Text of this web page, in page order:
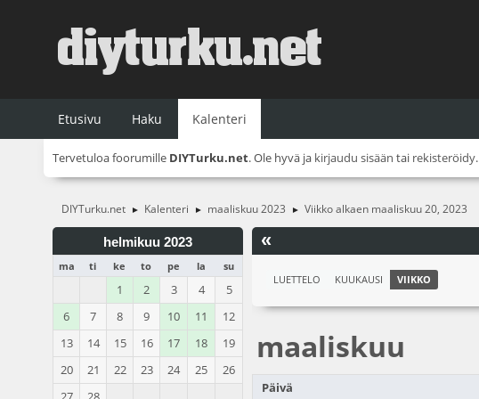
Etusivu Haku Kalenteri
Tervetuloa foorumille DIYTurku.net. Ole hyvä ja kirjaudu sisään tai rekisteröidy.
DIYTurku.net ► Kalenteri ► maaliskuu 2023 ► Viikko alkaen maaliskuu 20, 2023
helmikuu 2023
ma ti ke to pe la su
1 2 3 4
5
6
7 8 9 10 11
12
13
14 15 16 17 18
19
20
21 22 23 24 25
26
«
LUETTELO KUUKAUSI VIIKKO
maaliskuu
Päivä